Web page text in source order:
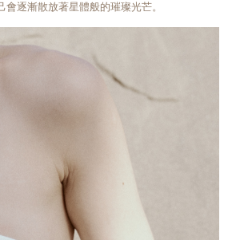
會逐漸散放著星體般的璀璨光芒。